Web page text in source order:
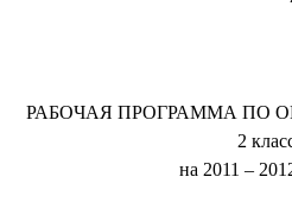
РАБОЧАЯ ПРОГРАММА ПО
2
на 2011 –